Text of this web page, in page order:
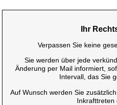
Ihr
Verpassen Sie keine
Sie werden über jede
Änderung per Mail informiert,
Intervall, das Sie
Auf Wunsch werden Sie
Inkrafttreten